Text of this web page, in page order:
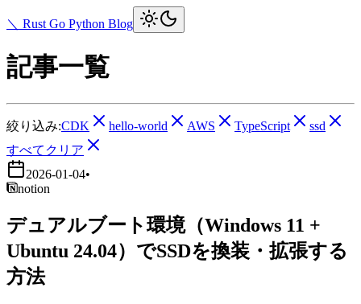
＼ Rust Go Python Blog
記事一覧
絞り込み:CDK hello-world AWS TypeScript
ssd
すべてクリア
2026-01-04•
notion
デュアルブート環境（Windows 11 +
Ubuntu 24.04）でSSDを換装・拡張する
方法